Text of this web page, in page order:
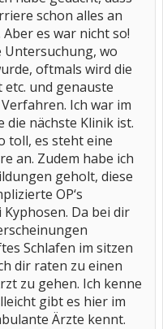
schon alles an
es war nicht so!
Untersuchung, wo
oftmals wird die
etc. und genauste
Ich war im
die nächste Klinik ist.
toll, es steht eine
an. Zudem habe ich
geholt, diese
OP‘s
Da bei dir
Schlafen im sitzen
dir raten zu einen
zu gehen. Ich kenne
gibt es hier im
Ärzte kennt.